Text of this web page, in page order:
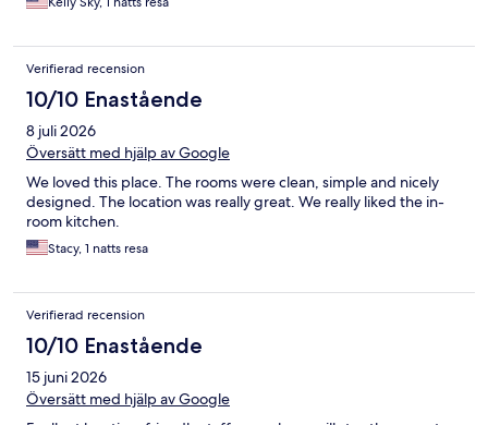
Verifierad recension
10/10 Enastående
8 juli 2026
Översätt med hjälp av Google
We loved this place. The rooms were clean, simple and nicely
designed. The location was really great. We really liked the in-
room kitchen.
Stacy, 1 natts resa
Verifierad recension
10/10 Enastående
15 juni 2026
Översätt med hjälp av Google